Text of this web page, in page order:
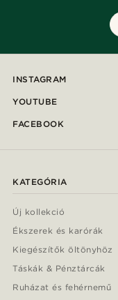
INSTAGRAM
YOUTUBE
FACEBOOK
KATEGÓRIA
Új kollekció
Ékszerek és karórák
Kiegészítők öltönyhöz
Táskák & Pénztárcák
Ruházat és fehérnemű